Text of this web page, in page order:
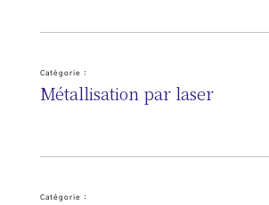
Catégorie :
Métallisation par laser
Catégorie :